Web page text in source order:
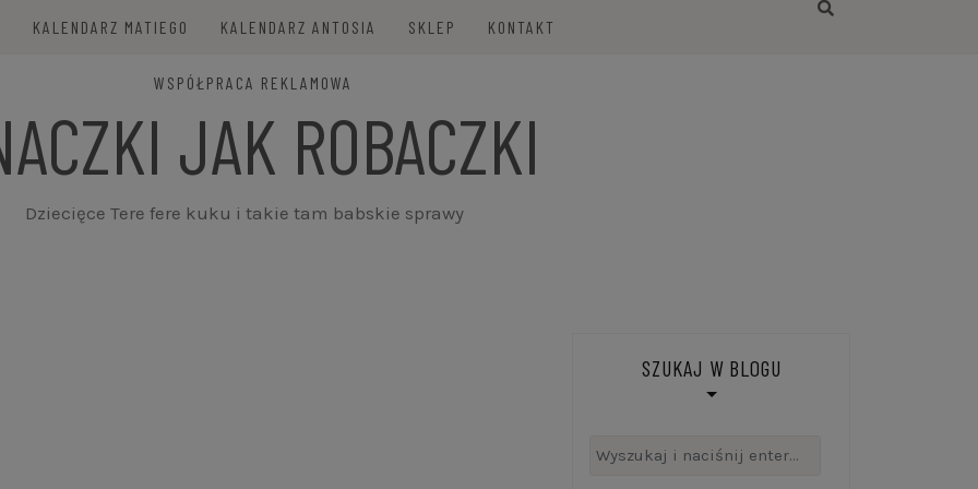
KALENDARZ MATIEGO KALENDARZ ANTOSIA SKLEP KONTAKT
WSPÓŁPRACA REKLAMOWA
JAK ROBACZKI
Dziecięce Tere fere kuku i takie tam babskie sprawy
SZUKAJ W BLOGU
Szukaj: